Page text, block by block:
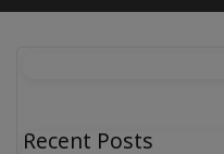
Recent Posts